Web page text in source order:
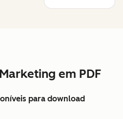
em PDF
para download